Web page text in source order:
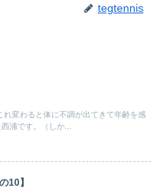
tegtennis
れ変わると体に不調が出てきて年齢を感
浦です。（しか...
10】